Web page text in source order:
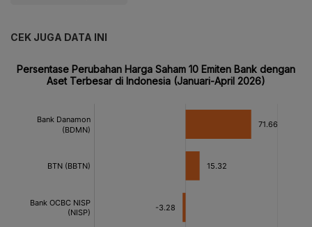
CEK JUGA DATA INI